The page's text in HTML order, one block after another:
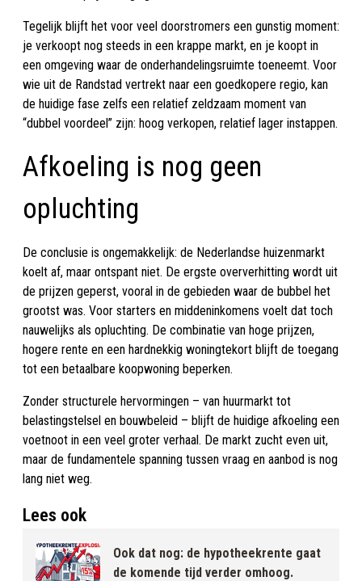
Tegelijk blijft het voor veel doorstromers een gunstig moment:
je verkoopt nog steeds in een krappe markt, en je koopt in
een omgeving waar de onderhandelingsruimte toeneemt. Voor
wie uit de Randstad vertrekt naar een goedkopere regio, kan
de huidige fase zelfs een relatief zeldzaam moment van
“dubbel voordeel” zijn: hoog verkopen, relatief lager instappen.
Afkoeling is nog geen
opluchting
De conclusie is ongemakkelijk: de Nederlandse huizenmarkt
koelt af, maar ontspant niet. De ergste oververhitting wordt uit
de prijzen geperst, vooral in de gebieden waar de bubbel het
grootst was. Voor starters en middeninkomens voelt dat toch
nauwelijks als opluchting. De combinatie van hoge prijzen,
hogere rente en een hardnekkig woningtekort blijft de toegang
tot een betaalbare koopwoning beperken.
Zonder structurele hervormingen – van huurmarkt tot
belastingstelsel en bouwbeleid – blijft de huidige afkoeling een
voetnoot in een veel groter verhaal. De markt zucht even uit,
maar de fundamentele spanning tussen vraag en aanbod is nog
lang niet weg.
Lees ook
Ook dat nog: de hypotheekrente gaat
de komende tijd verder omhoog.